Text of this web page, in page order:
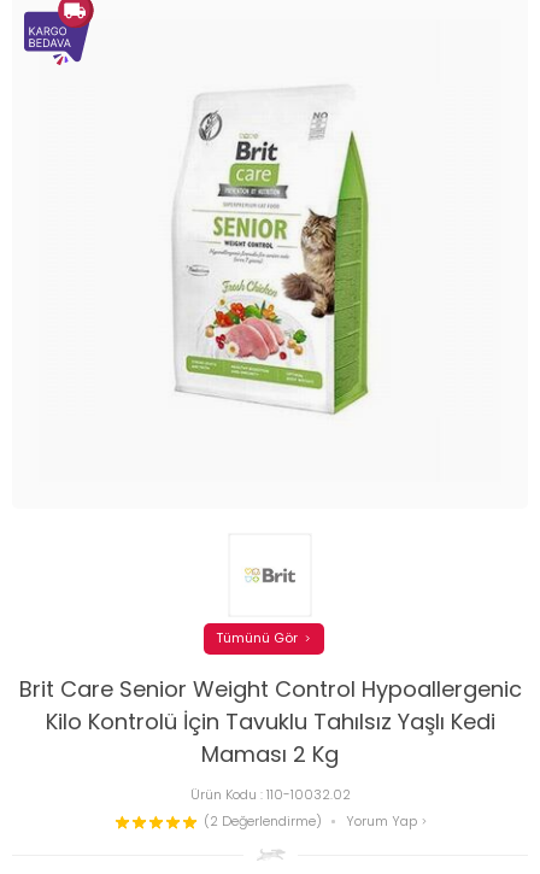
Brit Care Senior Weight Control Hypoallergenic
Kilo Kontrolü İçin Tavuklu Tahılsız Yaşlı Kedi
Maması 2 Kg
Ürün Kodu :110-10032.02
(2 Değerlendirme)
Yorum Yap
Tümünü Gör